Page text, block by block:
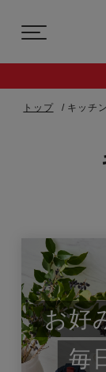
トップ キッチ
お好
毎